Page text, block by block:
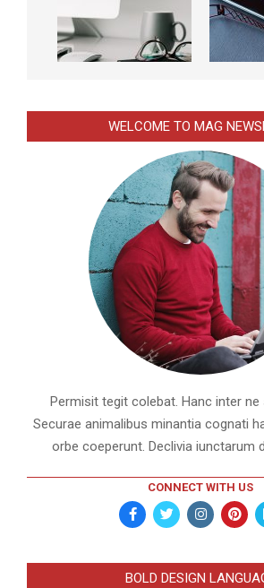
WELCOME TO MAG
Permisit tegit colebat. Hanc inter ne
Securae animalibus minantia cognati
orbe coeperunt. Declivia iunctarum
CONNECT WITH US
BOLD DESIGN